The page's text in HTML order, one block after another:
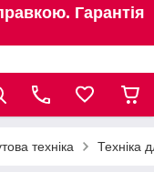
Гарантія
техніка Техніка